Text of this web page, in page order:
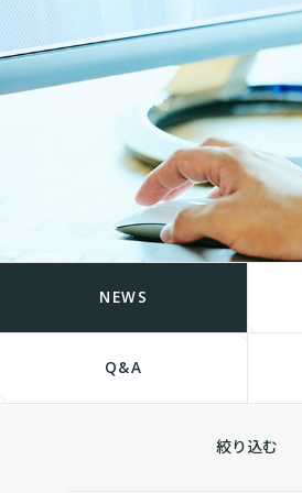
NEWS
Q&A
絞り込む